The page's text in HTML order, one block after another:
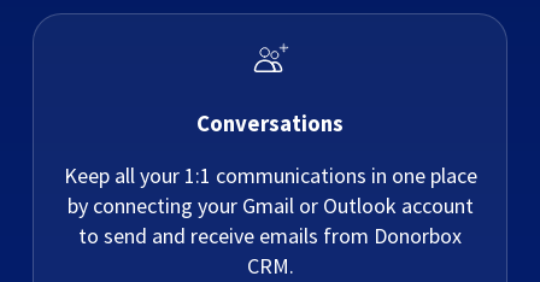
Conversations
Keep all your 1:1 communications in one place
by connecting your Gmail or Outlook account
to send and receive emails from Donorbox
CRM.